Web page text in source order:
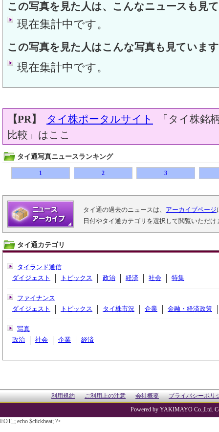
この写真を見た人は、こんなニュースも見
現在集計中です。
この写真を見た人はこんな写真も見ていま
現在集計中です。
【PR】 タイ株ポータルサイト
「タイ株銘
比較」はここ
タイ通写真ニュースランキング
1 2 3
タイ通の過去のニュースは、 アーカイブページ
日付やタイ通カテゴリを選択して閲覧いただけ
タイ通カテゴリ
タイランド通信
ダイジェスト
トピックス 政治 経済 社会 特集
ファイナンス
ダイジェスト
トピックス タイ株市況 企業 金融・経済政策
写真
政治
社会 企業 経済
利用規約 ご利用上の注意 会社概要 プライバシーポリ
Powered by YAKIMAYO Co.,Ltd.
EOT_; echo $clickheat; ?>